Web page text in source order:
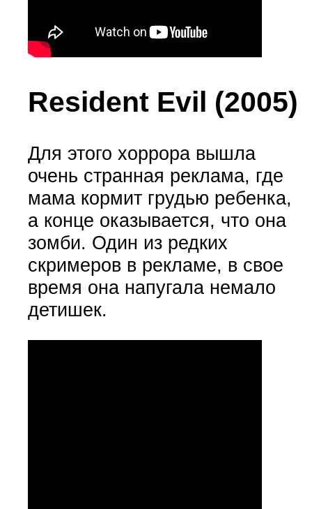
Resident Evil (2005)
Для этого хоррора вышла
очень странная реклама, где
мама кормит грудью ребенка,
а конце оказывается, что она
зомби. Один из редких
скримеров в рекламе, в свое
время она напугала немало
детишек.